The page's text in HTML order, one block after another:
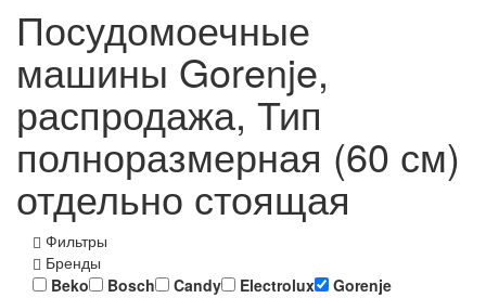
Посудомоечные
машины Gorenje,
распродажа, Тип
полноразмерная (60 см)
отдельно стоящая
Фильтры
Бренды
Beko
Bosch Candy Electrolux
Gorenje